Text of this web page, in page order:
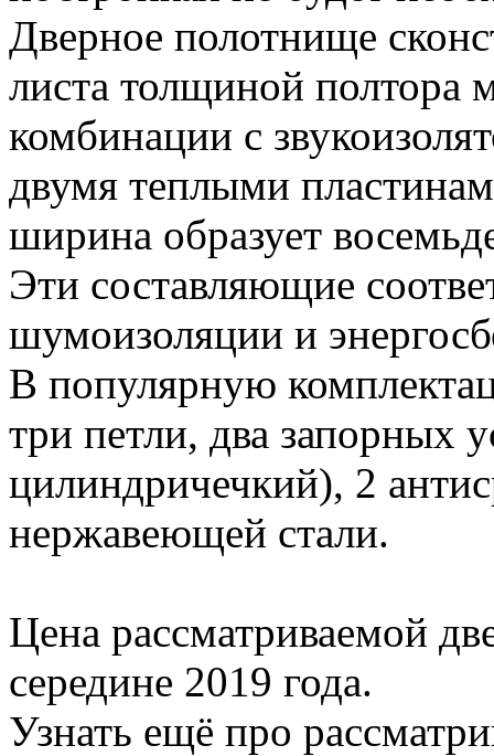
Дверное полотнище
листа толщиной полтора
комбинации с
двумя теплыми
ширина образует
Эти составляющие
шумоизоляции и
В популярную
три петли, два запорных
цилиндричечкий), 2
нержавеющей стали.
Цена рассматриваемой
середине 2019 года.
Узнать ещё про